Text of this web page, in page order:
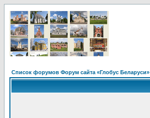
Список форумов Форум сайта «Глобус Беларуси»